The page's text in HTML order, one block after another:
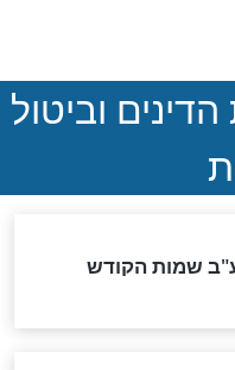
של טראמפ
ועם הרבה